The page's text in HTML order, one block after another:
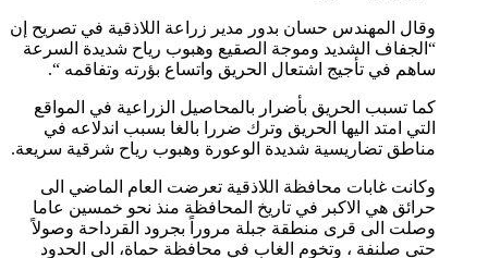
وقال المهندس حسان بدور مدير زراعة اللاذقية في تصريح إن
“الجفاف الشديد وموجة الصقيع وهبوب رياح شديدة السرعة
ساهم في تأجيج اشتعال الحريق واتساع بؤرته وتفاقمه “.
كما تسبب الحريق بأضرار بالمحاصيل الزراعية في المواقع
التي امتد اليها الحريق وترك ضررا بالغا بسبب اندلاعه في
مناطق تضاريسية شديدة الوعورة وهبوب رياح شرقية سريعة.
وكانت غابات محافظة اللاذقية تعرضت العام الماضي الى
حرائق هي الاكبر في تاريخ المحافظة منذ نحو خمسين عاما
وصلت الى قرى منطقة جبلة مروراً بجرود القرداحة وصولاً
حتى صلنفة ، وتخوم الغاب في محافظة حماة، الى الحدود